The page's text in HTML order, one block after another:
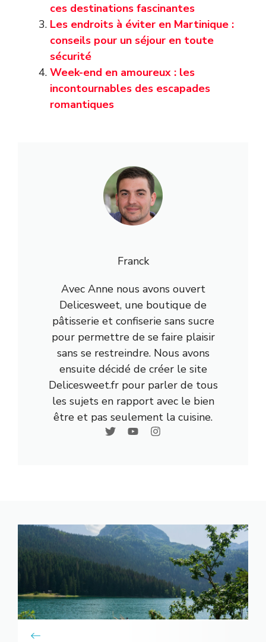
ces destinations fascinantes
Les endroits à éviter en Martinique :
conseils pour un séjour en toute
sécurité
Week-end en amoureux : les
incontournables des escapades
romantiques
Franck
Avec Anne nous avons ouvert
Delicesweet, une boutique de
pâtisserie et confiserie sans sucre
pour permettre de se faire plaisir
sans se restreindre. Nous avons
ensuite décidé de créer le site
Delicesweet.fr pour parler de tous
les sujets en rapport avec le bien
être et pas seulement la cuisine.